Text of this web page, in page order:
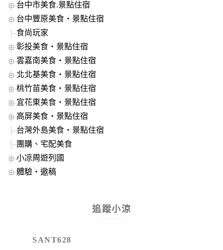
台中市美食.景點住宿
台中豐原美食‧景點住宿
食尚玩家
彰投美食‧景點住宿
雲嘉南美食‧景點住宿
北北基美食‧景點住宿
桃竹苗美食‧景點住宿
宜花東美食‧景點住宿
高屏美食‧景點住宿
台灣外島美食‧景點住宿
團購、宅配美食
小凉周遊列國
體驗‧邀稿
追蹤小涼
SANT628